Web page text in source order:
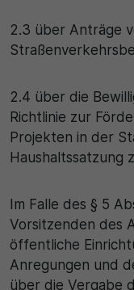
2.3 über Anträge
2.4 über die
Richtlinie zur
Projekten in der
Haushaltssatzung
Im Falle des § 5
Vorsitzenden des
öffentliche
Anregungen und
über die Vergabe